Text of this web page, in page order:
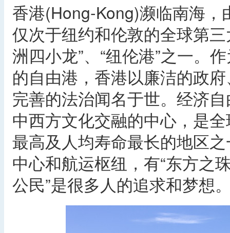
香港(Hong-Kong)濒临南海
仅次于纽约和伦敦的全球第
洲四小龙”、“纽伦港”之一。
的自由港，香港以廉洁的政
完善的法治闻名于世。经济
中西方文化交融的中心，是
最高及人均寿命最长的地区
中心和航运枢纽，有“东方之
公民”是很多人的追求和梦想